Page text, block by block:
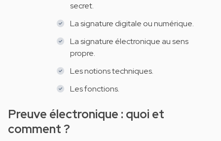
secret.
La signature digitale ou numérique.
La signature électronique au sens
propre.
Les notions techniques.
Les fonctions.
Preuve électronique : quoi et
comment ?